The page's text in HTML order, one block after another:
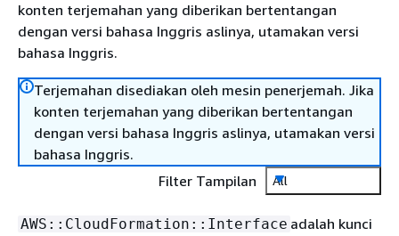
konten terjemahan yang diberikan bertentangan
dengan versi bahasa Inggris aslinya, utamakan versi
bahasa Inggris.
Terjemahan disediakan oleh mesin penerjemah. Jika
konten terjemahan yang diberikan bertentangan
dengan versi bahasa Inggris aslinya, utamakan versi
bahasa Inggris.
Filter Tampilan
All
AWS::CloudFormation::Interface adalah kunci